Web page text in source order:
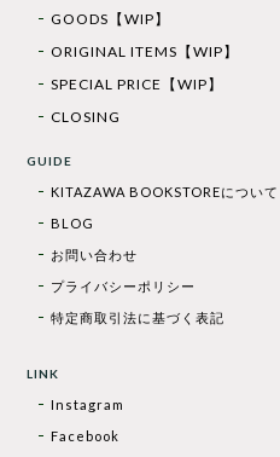
GOODS【WIP】
ORIGINAL ITEMS【WIP】
SPECIAL PRICE【WIP】
CLOSING
GUIDE
KITAZAWA BOOKSTOREについて
BLOG
お問い合わせ
プライバシーポリシー
特定商取引法に基づく表記
LINK
Instagram
Facebook